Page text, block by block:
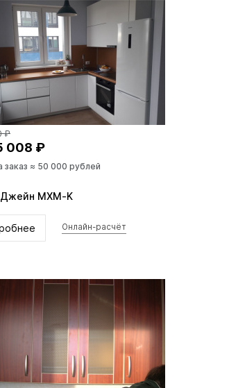
₽
008 ₽
заказ ≈ 50 000 рублей
Джейн MXM-K
Онлайн-расчёт